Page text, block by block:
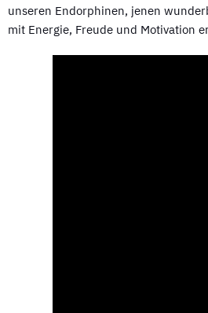
unseren Endorphinen, jenen
mit Energie, Freude und Motivation